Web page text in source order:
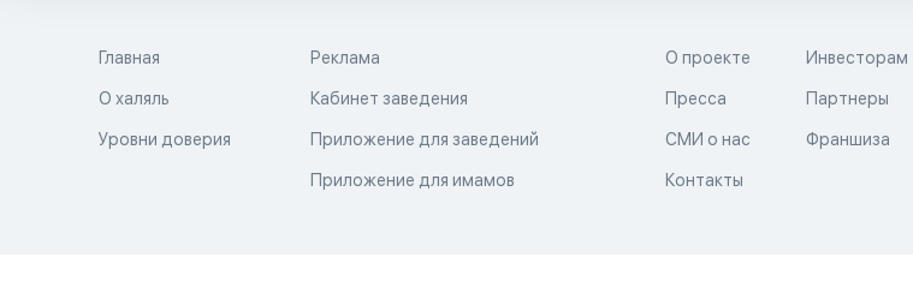
Главная
О халяль
Уровни доверия
Реклама
Кабинет заведения
Приложение для заведений
Приложение для имамов
О проекте
Пресса
СМИ о нас
Контакты
Инвесторам
Партнеры
Франшиза